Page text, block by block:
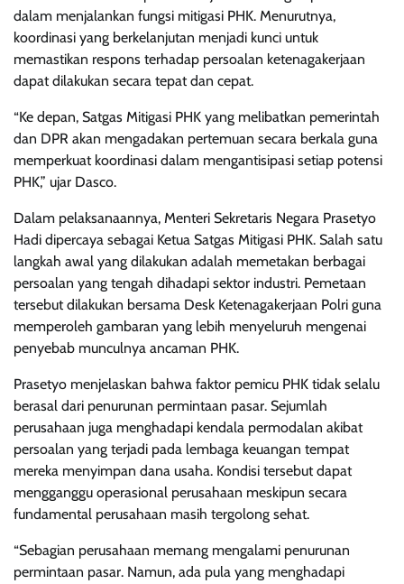
dalam menjalankan fungsi mitigasi PHK. Menurutnya,
koordinasi yang berkelanjutan menjadi kunci untuk
memastikan respons terhadap persoalan ketenagakerjaan
dapat dilakukan secara tepat dan cepat.
“Ke depan, Satgas Mitigasi PHK yang melibatkan pemerintah
dan DPR akan mengadakan pertemuan secara berkala guna
memperkuat koordinasi dalam mengantisipasi setiap potensi
PHK,” ujar Dasco.
Dalam pelaksanaannya, Menteri Sekretaris Negara Prasetyo
Hadi dipercaya sebagai Ketua Satgas Mitigasi PHK. Salah satu
langkah awal yang dilakukan adalah memetakan berbagai
persoalan yang tengah dihadapi sektor industri. Pemetaan
tersebut dilakukan bersama Desk Ketenagakerjaan Polri guna
memperoleh gambaran yang lebih menyeluruh mengenai
penyebab munculnya ancaman PHK.
Prasetyo menjelaskan bahwa faktor pemicu PHK tidak selalu
berasal dari penurunan permintaan pasar. Sejumlah
perusahaan juga menghadapi kendala permodalan akibat
persoalan yang terjadi pada lembaga keuangan tempat
mereka menyimpan dana usaha. Kondisi tersebut dapat
mengganggu operasional perusahaan meskipun secara
fundamental perusahaan masih tergolong sehat.
“Sebagian perusahaan memang mengalami penurunan
permintaan pasar. Namun, ada pula yang menghadapi